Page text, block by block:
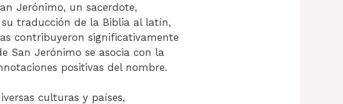
Jerónimo, un sacerdote,
traducción de la Biblia al latín,
contribuyeron significativamente
San Jerónimo se asocia con la
positivas del nombre.
culturas y países,